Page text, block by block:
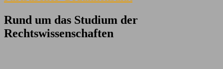
Rund um das Studium der
Rechtswissenschaften